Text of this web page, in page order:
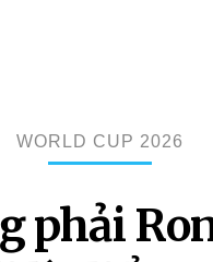
WORLD CUP 2026
phải